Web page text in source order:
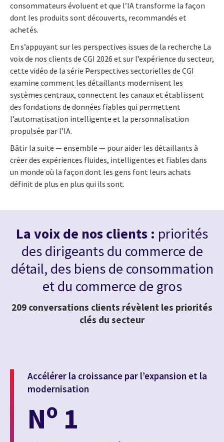
consommateurs évoluent et que l’IA transforme la façon
dont les produits sont découverts, recommandés et
achetés.
En s’appuyant sur les perspectives issues de la recherche La
voix de nos clients de CGI 2026 et sur l’expérience du secteur,
cette vidéo de la série Perspectives sectorielles de CGI
examine comment les détaillants modernisent les
systèmes centraux, connectent les canaux et établissent
des fondations de données fiables qui permettent
l’automatisation intelligente et la personnalisation
propulsée par l’IA.
Bâtir la suite — ensemble — pour aider les détaillants à
créer des expériences fluides, intelligentes et fiables dans
un monde où la façon dont les gens font leurs achats
définit de plus en plus qui ils sont.
La voix de nos clients : priorités
des dirigeants du commerce de
détail, des biens de consommation
et du commerce de gros
209 conversations clients révèlent les priorités
clés du secteur
Accélérer la croissance par l’expansion et la
modernisation
No 1